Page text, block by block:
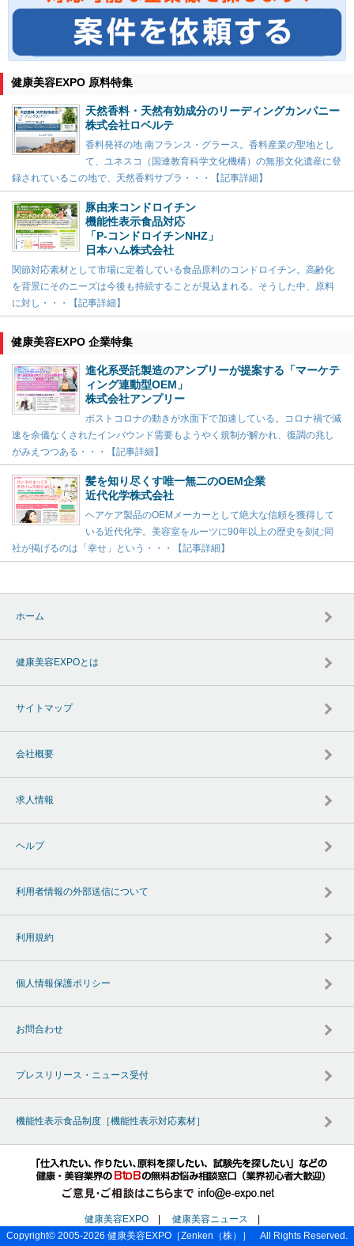
健康美容EXPO 原料特集
天然香料・天然有効成分のリーディングカンパニー
株式会社ロベルテ
香料発祥の地 南フランス・グラース。香料産業の聖地とし
て、ユネスコ（国連教育科学文化機構）の無形文化遺産に登
録されているこの地で、天然香料サプラ・・・【記事詳細】
豚由来コンドロイチン
機能性表示食品対応
「P-コンドロイチンNHZ」
日本ハム株式会社
関節対応素材として市場に定着している食品原料のコンドロイチン。高齢化
を背景にそのニーズは今後も持続することが見込まれる。そうした中、原料
に対し・・・【記事詳細】
健康美容EXPO 企業特集
進化系受託製造のアンプリーが提案する「マーケテ
ィング連動型OEM」
株式会社アンプリー
ポストコロナの動きが水面下で加速している。コロナ禍で減
速を余儀なくされたインバウンド需要もようやく規制が解かれ、復調の兆し
がみえつつある・・・【記事詳細】
髪を知り尽くす唯一無二のOEM企業
近代化学株式会社
ヘアケア製品のOEMメーカーとして絶大な信頼を獲得して
いる近代化学。美容室をルーツに90年以上の歴史を刻む同
社が掲げるのは「幸せ」という・・・【記事詳細】
ホーム
健康美容EXPOとは
サイトマップ
会社概要
求人情報
ヘルプ
利用者情報の外部送信について
利用規約
個人情報保護ポリシー
お問合わせ
プレスリリース・ニュース受付
機能性表示食品制度［機能性表示対応素材］
健康美容EXPO | 健康美容ニュース |
Copyright© 2005-2026 健康美容EXPO ［Zenken（株）］ All Rights Reserved.